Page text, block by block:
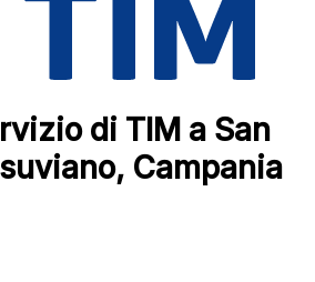
di TIM a San
Campania